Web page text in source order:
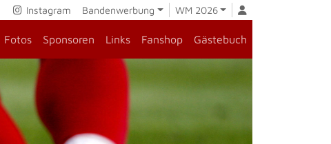
Instagram Bandenwerbung WM 2026
Fotos Sponsoren Links Fanshop Gästebuch